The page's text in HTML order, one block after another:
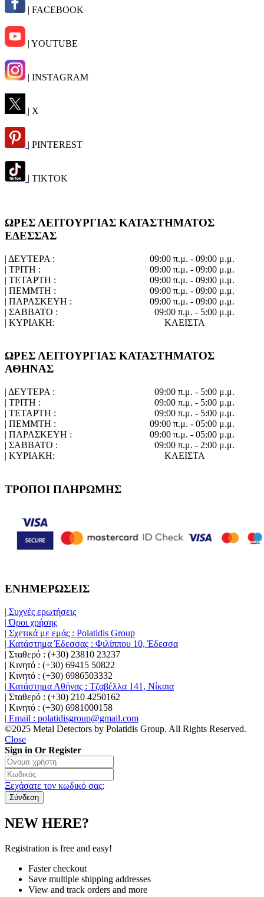
| FACEBOOK
| YOUTUBE
| INSTAGRAM
| X
| PINTEREST
| TIKTOK
ΩΡΕΣ ΛΕΙΤΟΥΡΓΙΑΣ ΚΑΤΑΣΤΗΜΑΤΟΣ
ΕΔΕΣΣΑΣ
| ΔΕΥΤΕΡΑ :
09:00 π.μ. - 09:00 μ.μ.
| ΤΡΙΤΗ :
09:00 π.μ. - 09:00 μ.μ.
| ΤΕΤΑΡΤΗ :
09:00 π.μ. - 09:00 μ.μ.
| ΠΕΜΜΤΗ :
09:00 π.μ. - 09:00 μ.μ.
| ΠΑΡΑΣΚΕΥΗ :
09:00 π.μ. - 09:00 μ.μ.
| ΣΑΒΒΑΤΟ :
09:00 π.μ. - 5:00 μ.μ.
| ΚΥΡΙΑΚΗ:
ΚΛΕΙΣΤΑ
ΩΡΕΣ ΛΕΙΤΟΥΡΓΙΑΣ ΚΑΤΑΣΤΗΜΑΤΟΣ
ΑΘΗΝΑΣ
| ΔΕΥΤΕΡΑ :
09:00 π.μ. - 5:00 μ.μ.
| ΤΡΙΤΗ :
09:00 π.μ. - 5:00 μ.μ.
| ΤΕΤΑΡΤΗ :
09:00 π.μ. - 5:00 μ.μ.
| ΠΕΜΜΤΗ :
09:00 π.μ. - 05:00 μ.μ.
| ΠΑΡΑΣΚΕΥΗ :
09:00 π.μ. - 05:00 μ.μ.
| ΣΑΒΒΑΤΟ :
09:00 π.μ. - 2:00 μ.μ.
| ΚΥΡΙΑΚΗ:
ΚΛΕΙΣΤΑ
ΤΡΟΠΟΙ ΠΛΗΡΩΜΗΣ
ΕΝΗΜΕΡΩΣΕΙΣ
| Συχνές ερωτήσεις
| Όροι χρήσης
| Σχετικά με εμάς : Polatidis Group
| Κατάστημα Έδεσσας : Φιλίππου 10, Έδεσσα
| Σταθερό : (+30) 23810 23237
| Κινητό : (+30) 69415 50822
| Κινητό : (+30) 6986503332
| Κατάστημα Αθήνας : Τζαβέλλα 141, Νίκαια
| Σταθερό : (+30) 210 4250162
| Κινητό : (+30) 6981000158
| Email : polatidisgroup@gmail.com
©2025 Metal Detectors by Polatidis Group. All Rights Reserved.
Close
Sign in Or Register
Ξεχάσατε τον κωδικό σας;
NEW HERE?
Registration is free and easy!
Faster checkout
Save multiple shipping addresses
View and track orders and more